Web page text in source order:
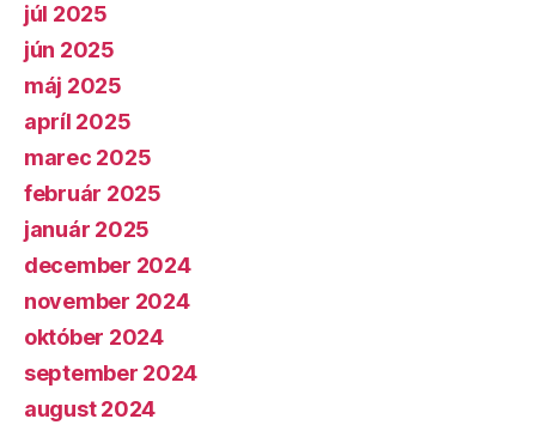
júl 2025
jún 2025
máj 2025
apríl 2025
marec 2025
február 2025
január 2025
december 2024
november 2024
október 2024
september 2024
august 2024